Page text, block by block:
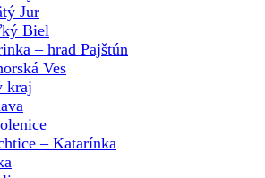
Jur
Biel
– hrad Pajštún
Ves
kraj
– Katarínka